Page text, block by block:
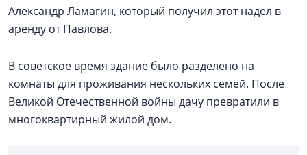
Александр Ламагин, который получил этот надел в
аренду от Павлова.
В советское время здание было разделено на
комнаты для проживания нескольких семей. После
Великой Отечественной войны дачу превратили в
многоквартирный жилой дом.